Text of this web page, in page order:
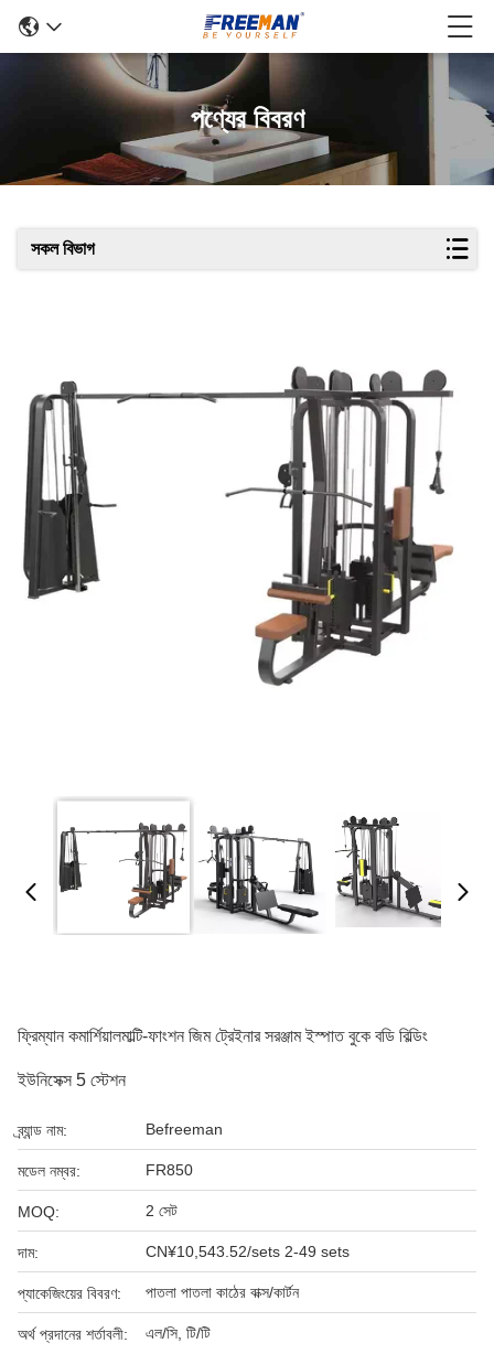
পণ্যের বিবরণ
সকল বিভাগ
ফ্রিম্যান কমার্শিয়ালমাল্টি-ফাংশন জিম ট্রেইনার সরঞ্জাম ইস্পাত বুকে বডি বিল্ডিং
ইউনিসেক্স 5 স্টেশন
ব্র্যান্ড নাম: Befreeman
মডেল নম্বর: FR850
MOQ: 2 সেট
দাম: CN¥10,543.52/sets 2-49 sets
প্যাকেজিংয়ের বিবরণ: পাতলা পাতলা কাঠের বাক্স/কার্টন
অর্থ প্রদানের শর্তাবলী: এল/সি, টি/টি